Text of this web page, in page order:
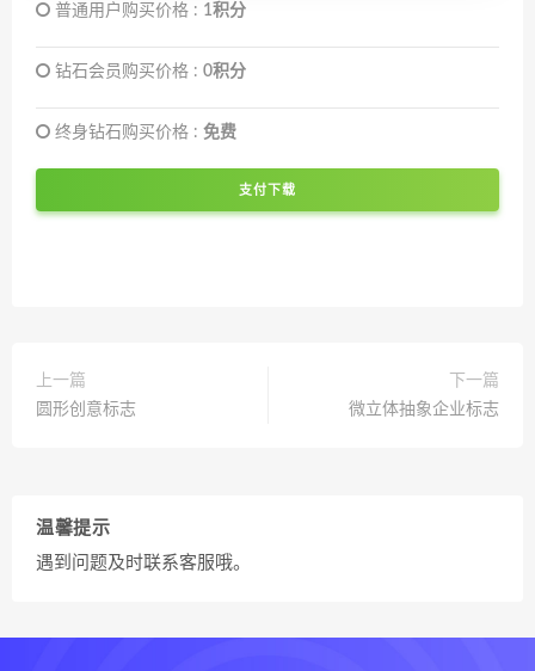
普通用户购买价格 : 1积分
钻石会员购买价格 : 0积分
终身钻石购买价格 : 免费
支付下载
上一篇
圆形创意标志
下一篇
微立体抽象企业标志
温馨提示
遇到问题及时联系客服哦。